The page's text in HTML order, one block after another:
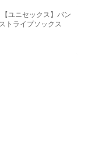
ユニセックス】バン
トライプソックス